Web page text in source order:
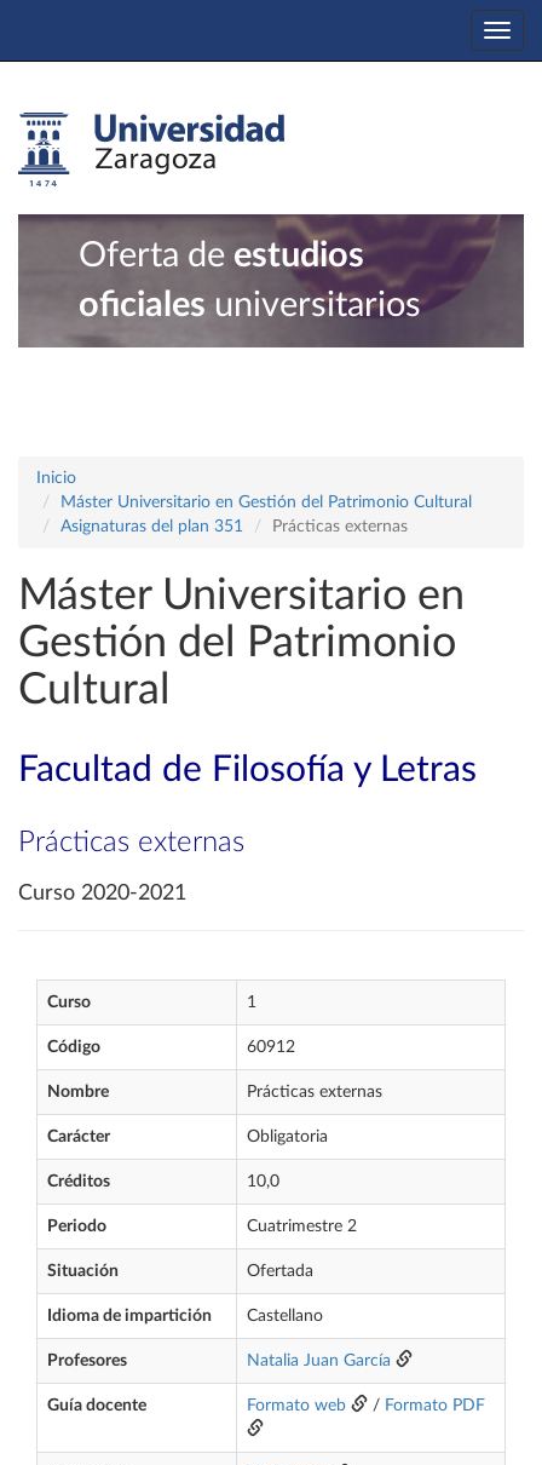
Oferta de estudios
oficiales universitarios
Inicio
Máster Universitario en Gestión del Patrimonio Cultural
Asignaturas del plan 351
Prácticas externas
Máster Universitario en
Gestión del Patrimonio
Cultural
Facultad de Filosofía y Letras
Prácticas externas
Curso 2020-2021
Curso 1
Código 60912
Nombre Prácticas externas
Carácter Obligatoria
Créditos 10,0
Periodo Cuatrimestre 2
Situación Ofertada
Idioma de impartición Castellano
Profesores Natalia Juan García
Guía docente Formato web / Formato PDF